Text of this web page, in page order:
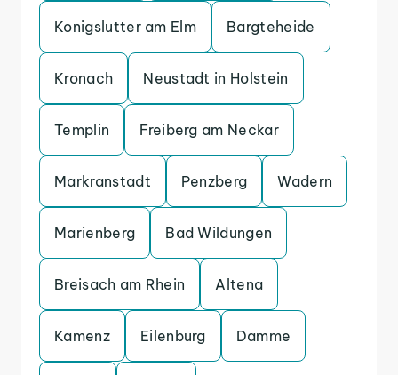
Konigslutter am Elm Bargteheide
Kronach Neustadt in Holstein
Templin Freiberg am Neckar
Markranstadt Penzberg Wadern
Marienberg Bad Wildungen
Breisach am Rhein Altena
Kamenz Eilenburg Damme